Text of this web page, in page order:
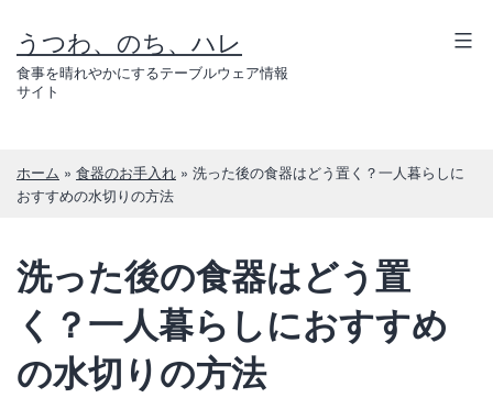
うつわ、のち、ハレ
食事を晴れやかにするテーブルウェア情報
サイト
ホーム » 食器のお手入れ » 洗った後の食器はどう置く？一人暮らしに
おすすめの水切りの方法
洗った後の食器はどう置
く？一人暮らしにおすすめ
の水切りの方法